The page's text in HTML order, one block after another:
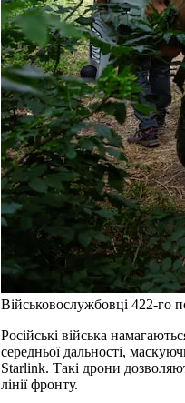
Військовослужбовці 422-го
Російські війська
середньої дальності,
Starlink. Такі дрони
лінії фронту.